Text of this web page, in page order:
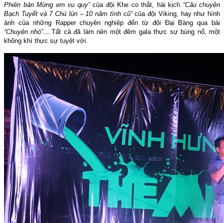
Phiên bản Mừng em vu quy” của đội Khe co thắt, hài kịch “Câu chuyện
Bạch Tuyết và 7 Chú lùn – 10 năm tình cũ”của đội Viking, hay như hình
ảnh của những Rapper chuyên nghiệp đến từ đội Đại Bàng qua bài
“Chuyện nhỏ”….Tất cả đã làm nên một đêm gala thực sự bùng nổ, một
không khí thực sự tuyệt vời.